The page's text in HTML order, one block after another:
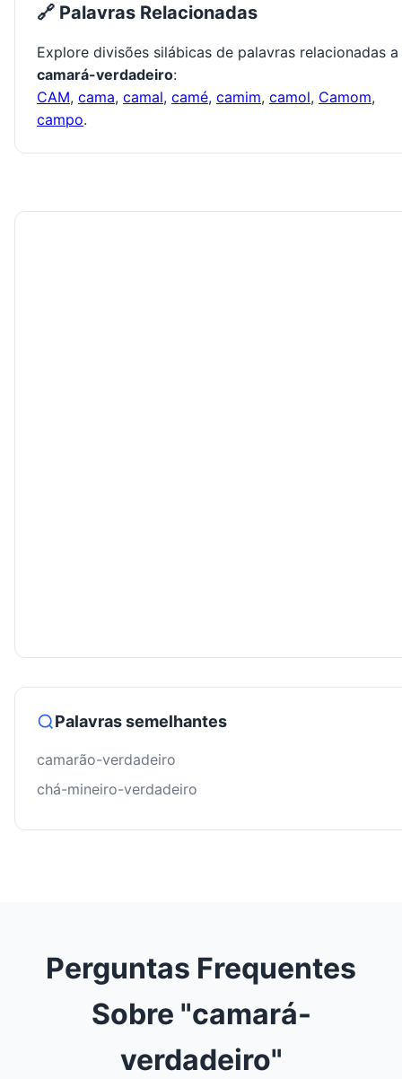
🔗 Palavras Relacionadas
Explore divisões silábicas de palavras relacionadas a
camará-verdadeiro:
CAM, cama, camal, camé, camim, camol, Camom,
campo.
Palavras semelhantes
camarão-verdadeiro
chá-mineiro-verdadeiro
Perguntas Frequentes
Sobre "camará-
verdadeiro"